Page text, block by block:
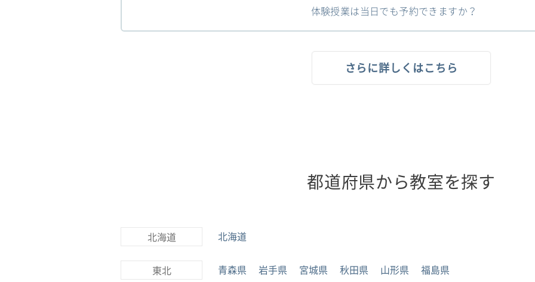
体験授業は当日でも予約できますか？
さらに詳しくはこちら
都道府県から教室を探す
北海道 北海道
東北 青森県 岩手県 宮城県 秋田県 山形県 福島県